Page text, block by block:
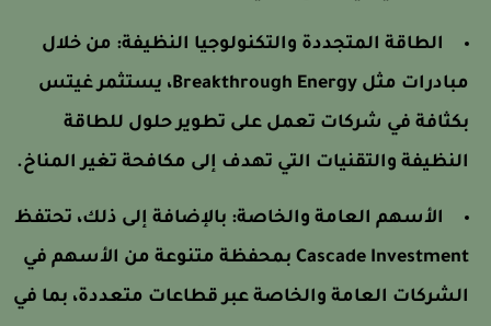
الطاقة المتجددة والتكنولوجيا النظيفة:من خلال
مبادرات مثل Breakthrough Energy، يستثمر غيتس
بكثافة في شركات تعمل على تطوير حلول للطاقة
النظيفة والتقنيات التي تهدف إلى مكافحة تغير المناخ.
الأسهم العامة والخاصة:بالإضافة إلى ذلك، تحتفظ
Cascade Investment بمحفظة متنوعة من الأسهم في
الشركات العامة والخاصة عبر قطاعات متعددة، بما في